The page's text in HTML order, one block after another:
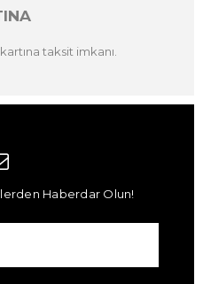
taksit imkanı.
Haberdar Olun!